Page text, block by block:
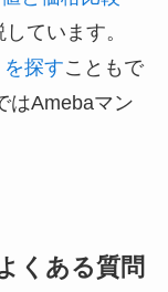
ています。
探すこともで
はAmebaマン
くある質問